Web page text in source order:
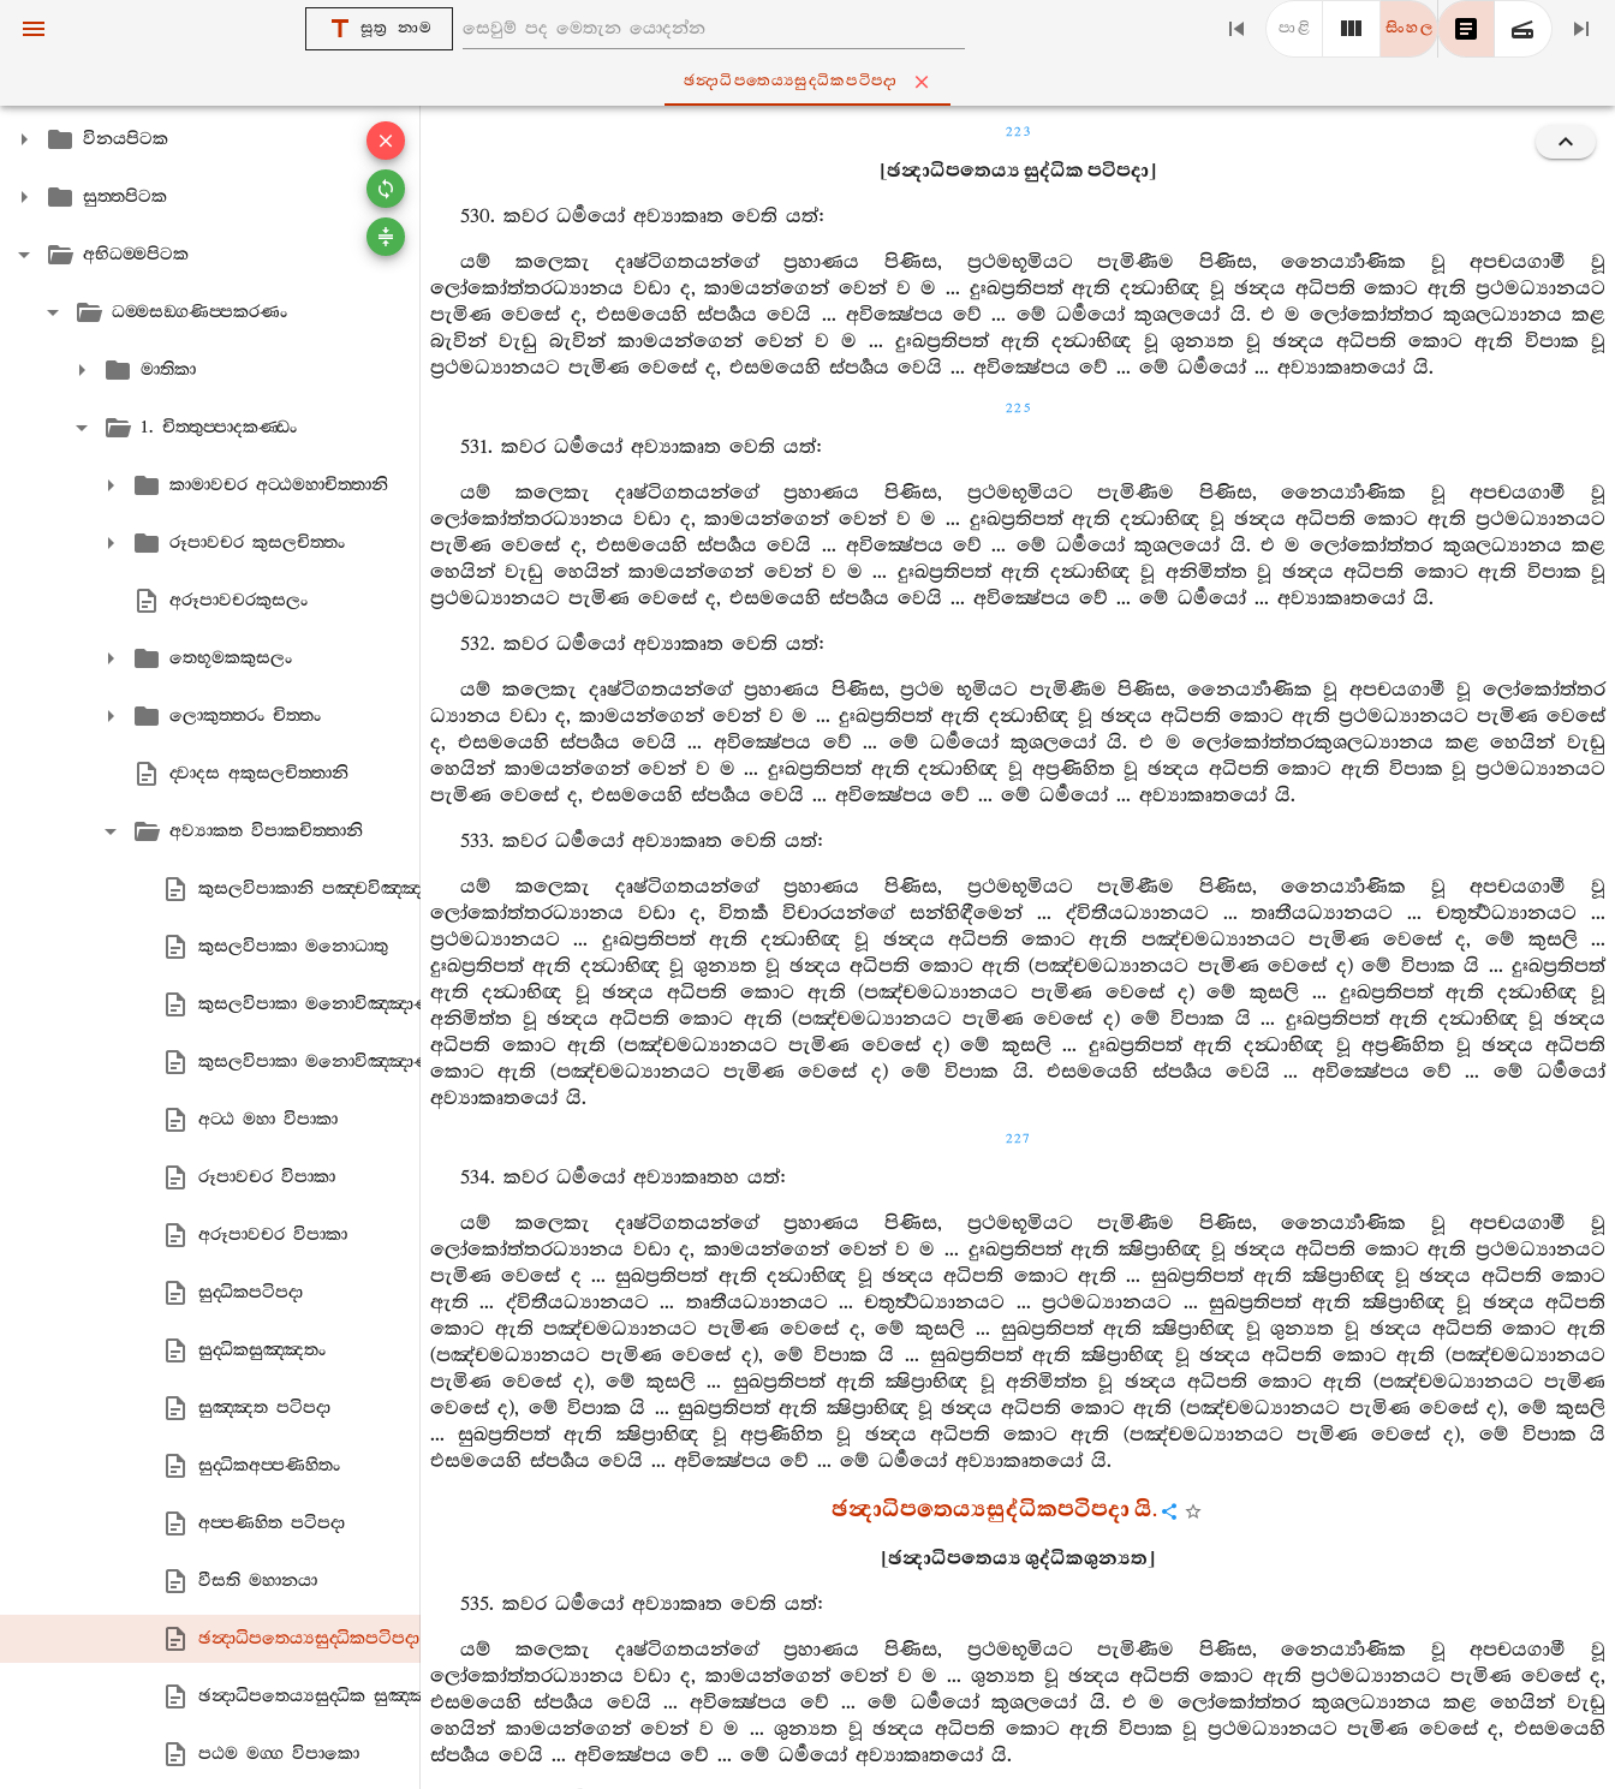
සූත්‍ර නාම පාළි සිංහල
ඡන්‍දාධිපතෙය්‍යසුද‍්ධිකපටිපදා
විනයපිටක
සුත‍්තපිටක
අභිධම‍්මපිටක
ධම‍්මසඞ‍්ගණිප‍්පකරණං
මාතිකා
1. චිත‍්තුප‍්පාදකණ‍්ඩං
කාමාවචර අට‍්ඨමහාචිත‍්තානි
රූපාවචර කුසලචිත‍්තං
අරූපාවචරකුසලං
තෙභූමකකුසලං
ලොකුත‍්තරං චිත‍්තං
ද‍්වාදස අකුසලචිත‍්තානි
අව්‍යාකත විපාකචිත‍්තානි
කුසලවිපාකානි පඤ‍්චවිඤ‍්ඤාණානි
කුසලවිපාකා මනොධාතු
කුසලවිපාකා මනොවිඤ‍්ඤාණධාතු සොමනස‍්ස සහගතා
කුසලවිපාකා මනොවිඤ‍්ඤාණධාතු උපෙක‍්ඛා සහගතා
අට‍්ඨ මහා විපාකා
රූපාවචර විපාකා
අරූපාවචර විපාකා
සුද‍්ධිකපටිපදා
සුද‍්ධිකසුඤ‍්ඤතං
සුඤ‍්ඤත පටිපදා
සුද‍්ධිකඅප‍්පණිහිතං
අප‍්පණිහිත පටිපදා
වීසති මහානයා
ඡන්‍දාධිපතෙය්‍යසුද‍්ධිකපටිපදා
ඡන්‍දාධිපතෙය්‍යසුද‍්ධික සුඤ‍්ඤතා
පඨම මග‍්ග විපාකො
223
[ඡන්‍දාධිපතෙය්‍ය සුද්ධික පටිපදා]
530. කවර ධර්‍මයෝ අව්‍යාකෘත වෙති යත්:
යම් කලෙකැ දෘෂ්ටිගතයන්ගේ ප්‍රහාණය පිණිස, ප්‍රථමභූමියට පැමිණීම පිණිස, නෛර්‍ය්‍යාණික වූ අපචයගාමී වූ
ලෝකෝත්තරධ්‍යානය වඩා ද, කාමයන්ගෙන් වෙන් ව ම ... දුඃඛප්‍රතිපත් ඇති දන්‍ධාභිඥ වූ ඡන්‍දය අධිපති කොට ඇති ප්‍රථමධ්‍යානයට
පැමිණ වෙසේ ද, එසමයෙහි ස්පර්‍ශය වෙයි ... අවික්‍ෂේපය වේ ... මේ ධර්‍මයෝ කුශලයෝ යි. එ ම ලෝකෝත්තර කුශලධ්‍යානය කළ
බැවින් වැඩු බැවින් කාමයන්ගෙන් වෙන් ව ම ... දුඃඛප්‍රතිපත් ඇති දන්‍ධාභිඥ වූ ශුන්‍යත වූ ඡන්‍දය අධිපති කොට ඇති විපාක වූ
ප්‍රථමධ්‍යානයට පැමිණ වෙසේ ද, එසමයෙහි ස්පර්‍ශය වෙයි ... අවික්‍ෂේපය වේ ... මේ ධර්‍මයෝ ... අව්‍යාකෘතයෝ යි.
225
531. කවර ධර්‍මයෝ අව්‍යාකෘත වෙති යත්:
යම් කලෙකැ දෘෂ්ටිගතයන්ගේ ප්‍රහාණය පිණිස, ප්‍රථමභූමියට පැමිණීම පිණිස, නෛර්‍ය්‍යාණික වූ අපචයගාමී වූ
ලෝකෝත්තරධ්‍යානය වඩා ද, කාමයන්ගෙන් වෙන් ව ම ... දුඃඛප්‍රතිපත් ඇති දන්‍ධාභිඥ වූ ඡන්‍දය අධිපති කොට ඇති ප්‍රථමධ්‍යානයට
පැමිණ වෙසේ ද, එසමයෙහි ස්පර්‍ශය වෙයි ... අවික්‍ෂේපය වේ ... මේ ධර්‍මයෝ කුශලයෝ යි. එ ම ලෝකෝත්තර කුශලධ්‍යානය කළ
හෙයින් වැඩු හෙයින් කාමයන්ගෙන් වෙන් ව ම ... දුඃඛප්‍රතිපත් ඇති දන්‍ධාභිඥ වූ අනිමිත්ත වූ ඡන්‍දය අධිපති කොට ඇති විපාක වූ
ප්‍රථමධ්‍යානයට පැමිණ වෙසේ ද, එසමයෙහි ස්පර්‍ශය වෙයි ... අවික්‍ෂේපය වේ ... මේ ධර්‍මයෝ ... අව්‍යාකෘතයෝ යි.
532. කවර ධර්‍මයෝ අව්‍යාකෘත වෙති යත්:
යම් කලෙකැ දෘෂ්ටිගතයන්ගේ ප්‍රහාණය පිණිස, ප්‍රථම භූමියට පැමිණීම පිණිස, නෛර්‍ය්‍යාණික වූ අපචයගාමී වූ ලෝකෝත්තර
ධ්‍යානය වඩා ද, කාමයන්ගෙන් වෙන් ව ම ... දුඃඛප්‍රතිපත් ඇති දන්‍ධාභිඥ වූ ඡන්‍දය අධිපති කොට ඇති ප්‍රථමධ්‍යානයට පැමිණ වෙසේ
ද, එසමයෙහි ස්පර්‍ශය වෙයි ... අවික්‍ෂේපය වේ ... මේ ධර්‍මයෝ කුශලයෝ යි. එ ම ලෝකෝත්තරකුශලධ්‍යානය කළ හෙයින් වැඩු
හෙයින් කාමයන්ගෙන් වෙන් ව ම ... දුඃඛප්‍රතිපත් ඇති දන්‍ධාභිඥ වූ අප්‍රණිහිත වූ ඡන්‍දය අධිපති කොට ඇති විපාක වූ ප්‍රථමධ්‍යානයට
පැමිණ වෙසේ ද, එසමයෙහි ස්පර්‍ශය වෙයි ... අවික්‍ෂේපය වේ ... මේ ධර්‍මයෝ ... අව්‍යාකෘතයෝ යි.
533. කවර ධර්‍මයෝ අව්‍යාකෘත වෙති යත්:
යම් කලෙකැ දෘෂ්ටිගතයන්ගේ ප්‍රහාණය පිණිස, ප්‍රථමභූමියට පැමිණීම පිණිස, නෛර්‍ය්‍යාණික වූ අපචයගාමී වූ
ලෝකෝත්තරධ්‍යානය වඩා ද, විතර්‍ක විචාරයන්ගේ සන්හිඳීමෙන් ... ද්විතීයධ්‍යානයට ... තෘතීයධ්‍යානයට ... චතුර්‍ත්‍ථධ්‍යානයට ...
ප්‍රථමධ්‍යානයට ... දුඃඛප්‍රතිපත් ඇති දන්‍ධාභිඥ වූ ඡන්‍දය අධිපති කොට ඇති පඤ්චමධ්‍යානයට පැමිණ වෙසේ ද, මේ කුසලි ...
දුඃඛප්‍රතිපත් ඇති දන්‍ධාභිඥ වූ ශුන්‍යත වූ ඡන්‍දය අධිපති කොට ඇති (පඤ්චමධ්‍යානයට පැමිණ වෙසේ ද) මේ විපාක යි ... දුඃඛප්‍රතිපත්
ඇති දන්‍ධාභිඥ වූ ඡන්‍දය අධිපති කොට ඇති (පඤ්චමධ්‍යානයට පැමිණ වෙසේ ද) මේ කුසලි ... දුඃඛප්‍රතිපත් ඇති දන්‍ධාභිඥ වූ
අනිමිත්ත වූ ඡන්‍දය අධිපති කොට ඇති (පඤ්චමධ්‍යානයට පැමිණ වෙසේ ද) මේ විපාක යි ... දුඃඛප්‍රතිපත් ඇති දන්‍ධාභිඥ වූ ඡන්‍දය
අධිපති කොට ඇති (පඤ්චමධ්‍යානයට පැමිණ වෙසේ ද) මේ කුසලි ... දුඃඛප්‍රතිපත් ඇති දන්‍ධාභිඥ වූ අප්‍රණිහිත වූ ඡන්‍දය අධිපති
කොට ඇති (පඤ්චමධ්‍යානයට පැමිණ වෙසේ ද) මේ විපාක යි. එසමයෙහි ස්පර්‍ශය වෙයි ... අවික්‍ෂේපය වේ ... මේ ධර්‍මයෝ
අව්‍යාකෘතයෝ යි.
227
534. කවර ධර්‍මයෝ අව්‍යාකෘතහ යත්:
යම් කලෙකැ දෘෂ්ටිගතයන්ගේ ප්‍රහාණය පිණිස, ප්‍රථමභූමියට පැමිණීම පිණිස, නෛර්‍ය්‍යාණික වූ අපචයගාමී වූ
ලෝකෝත්තරධ්‍යානය වඩා ද, කාමයන්ගෙන් වෙන් ව ම ... දුඃඛප්‍රතිපත් ඇති ක්‍ෂිප්‍රාභිඥ වූ ඡන්‍දය අධිපති කොට ඇති ප්‍රථමධ්‍යානයට
පැමිණ වෙසේ ද ... සුඛප්‍රතිපත් ඇති දන්‍ධාභිඥ වූ ඡන්‍දය අධිපති කොට ඇති ... සුඛප්‍රතිපත් ඇති ක්‍ෂිප්‍රාභිඥ වූ ඡන්‍දය අධිපති කොට
ඇති ... ද්විතීයධ්‍යානයට ... තෘතීයධ්‍යානයට ... චතුර්‍ත්‍ථධ්‍යානයට ... ප්‍රථමධ්‍යානයට ... සුඛප්‍රතිපත් ඇති ක්‍ෂිප්‍රාභිඥ වූ ඡන්‍දය අධිපති
කොට ඇති පඤ්චමධ්‍යානයට පැමිණ වෙසේ ද, මේ කුසලි ... සුඛප්‍රතිපත් ඇති ක්‍ෂිප්‍රාභිඥ වූ ශුන්‍යත වූ ඡන්‍දය අධිපති කොට ඇති
(පඤ්චමධ්‍යානයට පැමිණ වෙසේ ද), මේ විපාක යි ... සුඛප්‍රතිපත් ඇති ක්‍ෂිප්‍රාභිඥ වූ ඡන්‍දය අධිපති කොට ඇති (පඤ්චමධ්‍යානයට
පැමිණ වෙසේ ද), මේ කුසලි ... සුඛප්‍රතිපත් ඇති ක්‍ෂිප්‍රාභිඥ වූ අනිමිත්ත වූ ඡන්‍දය අධිපති කොට ඇති (පඤ්චමධ්‍යානයට පැමිණ
වෙසේ ද), මේ විපාක යි ... සුඛප්‍රතිපත් ඇති ක්‍ෂිප්‍රාභිඥ වූ ඡන්‍දය අධිපති කොට ඇති (පඤ්චමධ්‍යානයට පැමිණ වෙසේ ද), මේ කුසලි
... සුඛප්‍රතිපත් ඇති ක්‍ෂිප්‍රාභිඥ වූ අප්‍රණිහිත වූ ඡන්‍දය අධිපති කොට ඇති (පඤ්චමධ්‍යානයට පැමිණ වෙසේ ද), මේ විපාක යි
එසමයෙහි ස්පර්‍ශය වෙයි ... අවික්‍ෂේපය වේ ... මේ ධර්‍මයෝ අව්‍යාකෘතයෝ යි.
ඡන්‍දාධිපතෙය්‍යසුද්ධිකපටිපදා යි.
[ඡන්‍දාධිපතෙය්‍ය ශුද්ධිකශුන්‍යත]
535. කවර ධර්‍මයෝ අව්‍යාකෘත වෙති යත්:
යම් කලෙකැ දෘෂ්ටිගතයන්ගේ ප්‍රහාණය පිණිස, ප්‍රථමභූමියට පැමිණීම පිණිස, නෛර්‍ය්‍යාණික වූ අපචයගාමී වූ
ලෝකෝත්තරධ්‍යානය වඩා ද, කාමයන්ගෙන් වෙන් ව ම ... ශුන්‍යත වූ ඡන්‍දය අධිපති කොට ඇති ප්‍රථමධ්‍යානයට පැමිණ වෙසේ ද,
එසමයෙහි ස්පර්‍ශය වෙයි ... අවික්‍ෂේපය වේ ... මේ ධර්‍මයෝ කුශලයෝ යි. එ ම ලෝකෝත්තර කුශලධ්‍යානය කළ හෙයින් වැඩු
හෙයින් කාමයන්ගෙන් වෙන් ව ම ... ශුන්‍යත වූ ඡන්‍දය අධිපති කොට ඇති විපාක වූ ප්‍රථමධ්‍යානයට පැමිණ වෙසේ ද, එසමයෙහි
ස්පර්‍ශය වෙයි ... අවික්‍ෂේපය වේ ... මේ ධර්‍මයෝ අව්‍යාකෘතයෝ යි.